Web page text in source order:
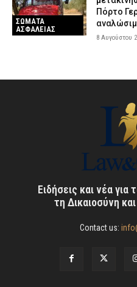
ΣΩΜΑΤΑ
ΑΣΦΑΛΕΙΑΣ
Πόρτο
8 Αυγούστου
Ειδήσεις και νέα
τη Δικαιοσύνη
Contact us: